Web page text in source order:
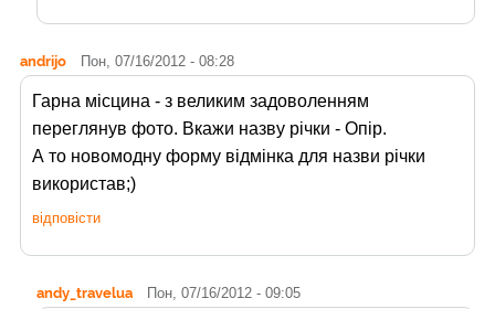
andrijo Пон, 07/16/2012 - 08:28
Гарна місцина - з великим задоволенням
переглянув фото. Вкажи назву річки - Опір.
А то новомодну форму відмінка для назви річки
використав;)
відповісти
andy_travelua Пон, 07/16/2012 - 09:05